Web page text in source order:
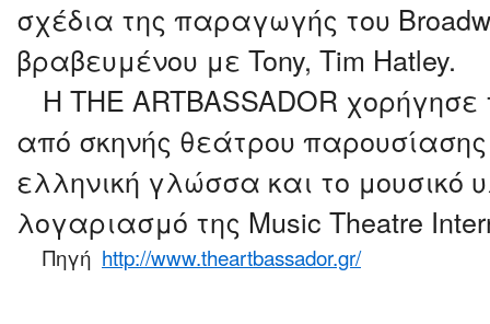
σχέδια της παραγωγής του
βραβευμένου με Tony, Tim Hatley.
H THE ARTBASSADOR
από σκηνής θεάτρου
ελληνική γλώσσα και το μουσικό
λογαριασμό της Music Theatre
Πηγή http://www.theartbassador.gr/